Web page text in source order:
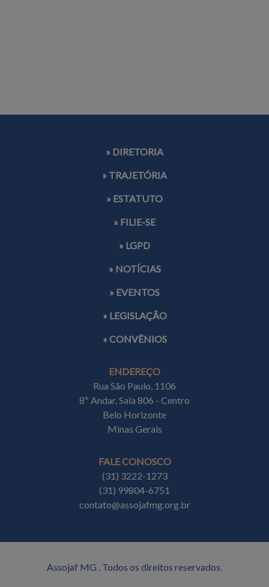
» DIRETORIA
» TRAJETÓRIA
» ESTATUTO
» FILIE-SE
» LGPD
» NOTÍCIAS
» EVENTOS
» LEGISLAÇÃO
» CONVÊNIOS
ENDEREÇO
Rua São Paulo, 1106
8º Andar, Sala 806 - Centro
Belo Horizonte
Minas Gerais
FALE CONOSCO
(31) 3222-1273
(31) 99804-6751
contato@assojafmg.org.br
Assojaf MG . Todos os direitos reservados.